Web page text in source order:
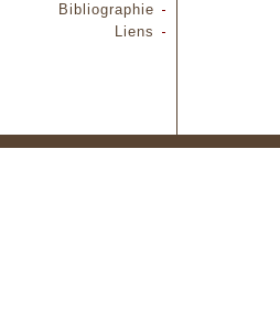
Bibliographie
Liens